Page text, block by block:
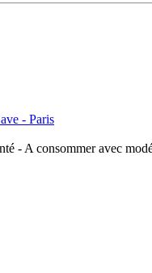
- Paris
- A consommer avec